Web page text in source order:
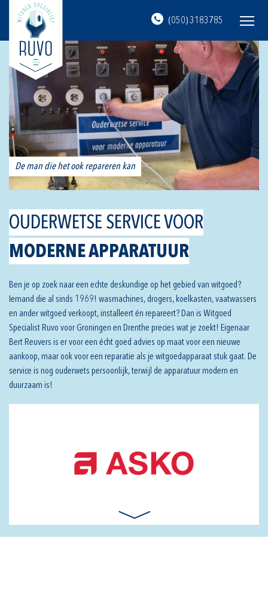
(050) 3183785
De man die het ook repareren kan
OUDERWETSE SERVICE VOOR
MODERNE APPARATUUR
Ben je op zoek naar een echte deskundige op het gebied van witgoed?
Iemand die al sinds 1969! wasmachines, drogers, koelkasten, vaatwassers
en ander witgoed verkoopt, installeert én repareert? Dan is Witgoed
Specialist Ruvo voor Groningen en Drenthe precies wat je zoekt! Eigenaar
Bert Reuvers is er voor een écht goed advies op maat voor een nieuwe
aankoop, maar ook voor een reparatie als je witgoedapparaat stuk gaat. De
service is nog ouderwets persoonlijk, terwijl de apparatuur modern en
duurzaam is!
Wasmachines
Drogers
Vaatwassers
Koelkasten & Vriezers